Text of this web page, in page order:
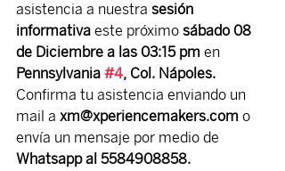
asistencia a nuestra sesión
informativa este próximo sábado 08
de Diciembre a las 03:15 pm en
Pennsylvania #4, Col. Nápoles.
Confirma tu asistencia enviando un
mail a xm@xperiencemakers.com o
envía un mensaje por medio de
Whatsapp al 5584908858.